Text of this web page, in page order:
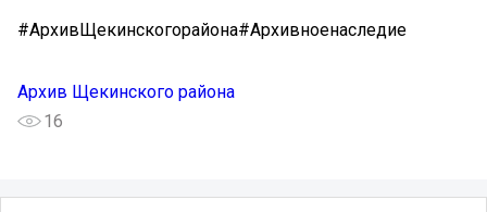
#АрхивЩекинскогорайона#Архивноенаследие
Архив Щекинского района
16